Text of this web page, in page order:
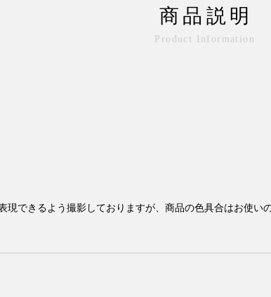
商品説明
Product Information
できるよう撮影しておりますが、商品の色具合はお使い